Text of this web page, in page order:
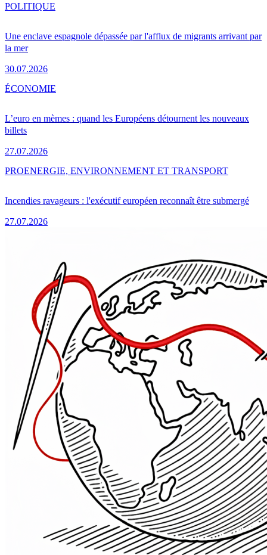
Une enclave espagnole dépassée par l'afflux de migrants arrivant par
la mer
30.07.2026
POLITIQUE
L’euro en mèmes : quand les Européens détournent les nouveaux
billets
27.07.2026
ÉCONOMIE
Incendies ravageurs : l'exécutif européen reconnaît être submergé
27.07.2026
PROENERGIE, ENVIRONNEMENT ET TRANSPORT